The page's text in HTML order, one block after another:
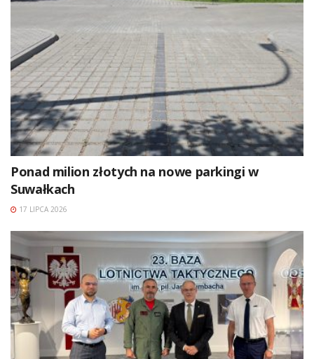
Ponad milion złotych na nowe parkingi w
Suwałkach
17 LIPCA 2026